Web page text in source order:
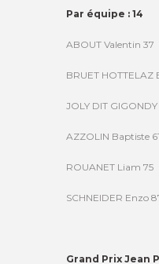
Par équipe : 14
ABOUT Valentin 37
BRUET HOTTELAZ
JOLY DIT GIGONDY
AZZOLIN Baptiste 61
ROUANET Liam 75
SCHNEIDER Enzo
Grand Prix Jean